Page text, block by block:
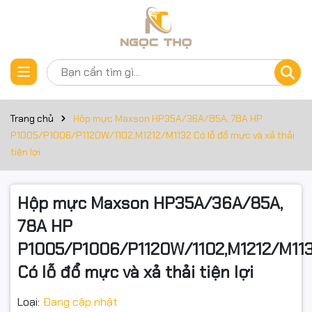
Trang chủ
Hộp mực Maxson HP35A/36A/85A, 78A HP
P1005/P1006/P1120W/1102,M1212/M1132 Có lỗ đổ mực và xả thải
tiện lợi
Hộp mực Maxson HP35A/36A/85A,
78A HP
P1005/P1006/P1120W/1102,M1212/
Có lỗ đổ mực và xả thải tiện lợi
Loại: Đang cập nhật
Thông số kỹ thuật
HP Black and White Laser Toner Printer Cartridges
CRG-312 Toner Cartridge
CRG-912 Toner cartridge
CE285A Toner Cartridge
Hp LaserJet Multifunction
Hp LaserJet M1120 MFP
HP LaserJet M1130
Đặt trước sản phẩm